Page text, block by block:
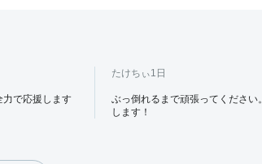
力で応援します
たけちぃ1日
ぶっ倒れるまで頑張ってください
します！